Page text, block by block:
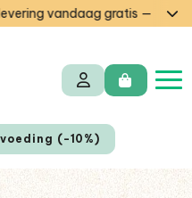
gratis — code STARTCG2
(-10%)